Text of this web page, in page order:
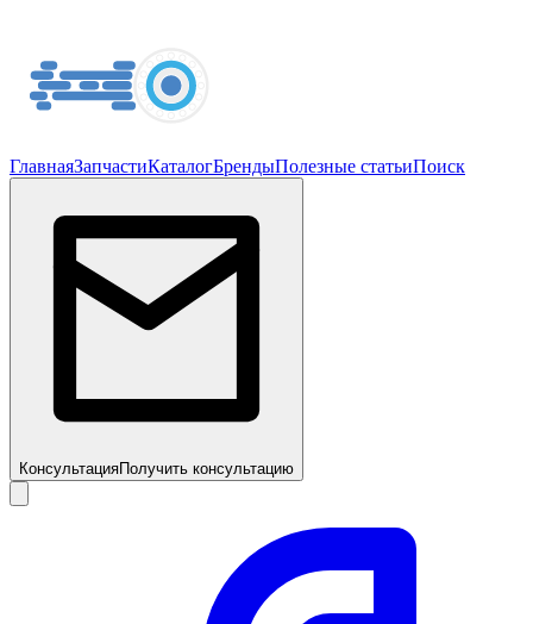
ГлавнаяЗапчастиКаталогБрендыПолезные статьиПоиск
КонсультацияПолучить консультацию